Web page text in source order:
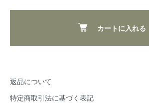
カートに入れる
返品について
特定商取引法に基づく表記